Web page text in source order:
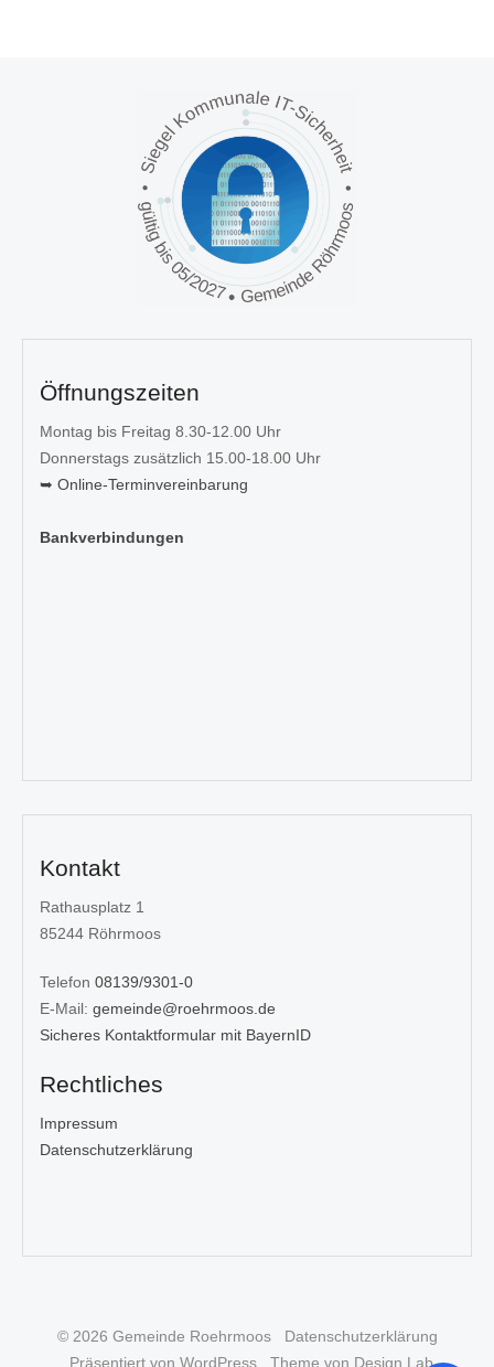
Öffnungszeiten
Montag bis Freitag 8.30-12.00 Uhr
Donnerstags zusätzlich 15.00-18.00 Uhr
➥ Online-Terminvereinbarung
Bankverbindungen
Kontakt
Rathausplatz 1
85244 Röhrmoos
Telefon 08139/9301-0
E-Mail: gemeinde@roehrmoos.de
Sicheres Kontaktformular mit BayernID
Rechtliches
Impressum
Datenschutzerklärung
© 2026 Gemeinde Roehrmoos
Datenschutzerklärung
Präsentiert von WordPress
Theme von Design Lab